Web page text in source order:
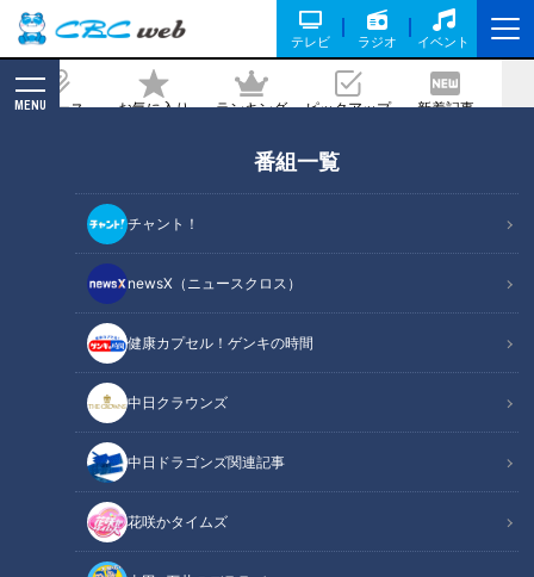
テレビ ラジオ イベント
ニュース お気に入り ランキング ピックアップ 新着記事
MENU
番組一覧
チャント！
newsX（ニュースクロス）
健康カプセル！ゲンキの時間
中日クラウンズ
中日ドラゴンズ関連記事
花咲かタイムズ
すればいいんだ？」友達止まり芸人×元
アイドルの恋ロケ開幕！
2026/02/21 06:03